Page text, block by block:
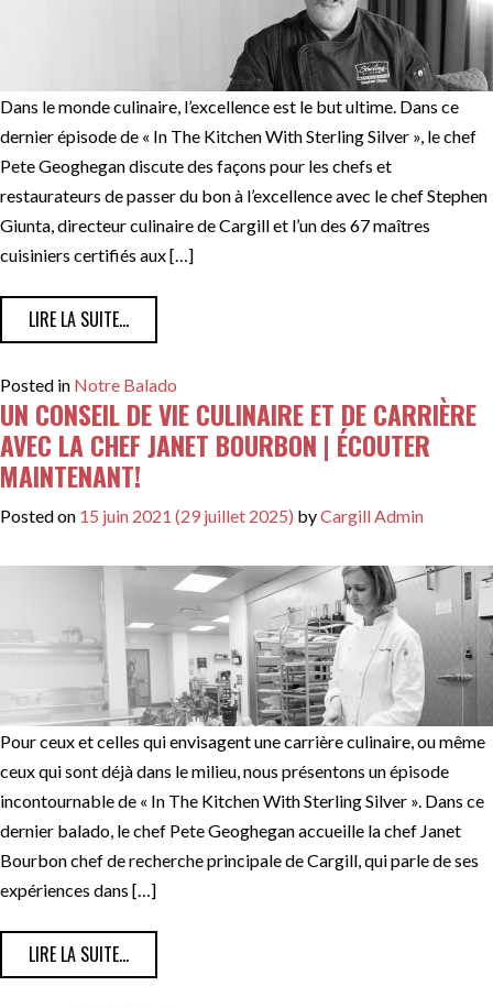
Dans le monde culinaire, l’excellence est le but ultime. Dans ce
dernier épisode de « In The Kitchen With Sterling Silver », le chef
Pete Geoghegan discute des façons pour les chefs et
restaurateurs de passer du bon à l’excellence avec le chef Stephen
Giunta, directeur culinaire de Cargill et l’un des 67 maîtres
cuisiniers certifiés aux […]
LIRE LA SUITE…
Posted in Notre Balado
UN CONSEIL DE VIE CULINAIRE ET DE CARRIÈRE
AVEC LA CHEF JANET BOURBON | ÉCOUTER
MAINTENANT!
Posted on 15 juin 2021 (29 juillet 2025) byCargill Admin
Pour ceux et celles qui envisagent une carrière culinaire, ou même
ceux qui sont déjà dans le milieu, nous présentons un épisode
incontournable de « In The Kitchen With Sterling Silver ». Dans ce
dernier balado, le chef Pete Geoghegan accueille la chef Janet
Bourbon chef de recherche principale de Cargill, qui parle de ses
expériences dans […]
LIRE LA SUITE…FROM UN CONSEIL DE VIE CULINAIRE ET DE